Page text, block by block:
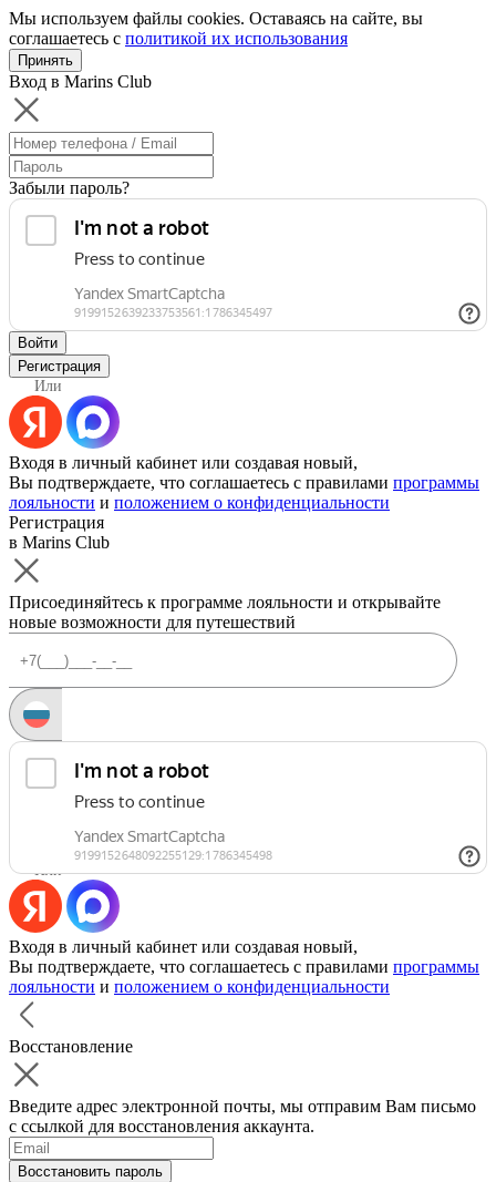
Мы используем файлы cookies. Оставаясь на сайте, вы
соглашаетесь с политикой их использования
Принять
Вход в Marins Club
Забыли пароль?
Войти
Регистрация
Или
Входя в личный кабинет или создавая новый,
Вы подтверждаете, что соглашаетесь с правилами программы
лояльности и положением о конфиденциальности
Регистрация
в Marins Club
Присоединяйтесь к программе лояльности и открывайте
новые возможности для путешествий
Запросить код
Уже есть аккаунт?Войти
Или
Входя в личный кабинет или создавая новый,
Вы подтверждаете, что соглашаетесь с правилами программы
лояльности и положением о конфиденциальности
Восстановление
Введите адрес электронной почты, мы отправим Вам письмо
с ссылкой для восстановления аккаунта.
Восстановить пароль